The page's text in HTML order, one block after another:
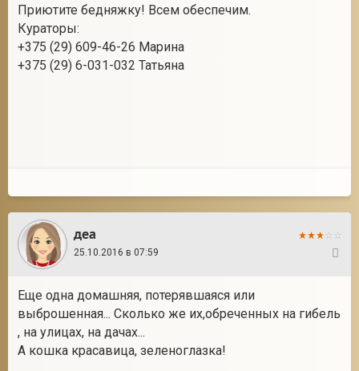
Приютите бедняжку! Всем обеспечим.
Кураторы:
+375 (29) 609-46-26 Марина
+375 (29) 6-031-032 Татьяна
деа
25.10.2016 в 07:59
Еще одна домашняя, потерявшаяся или
выброшенная... Сколько же их,обреченных на гибель
, на улицах, на дачах...
А кошка красавица, зеленоглазка!